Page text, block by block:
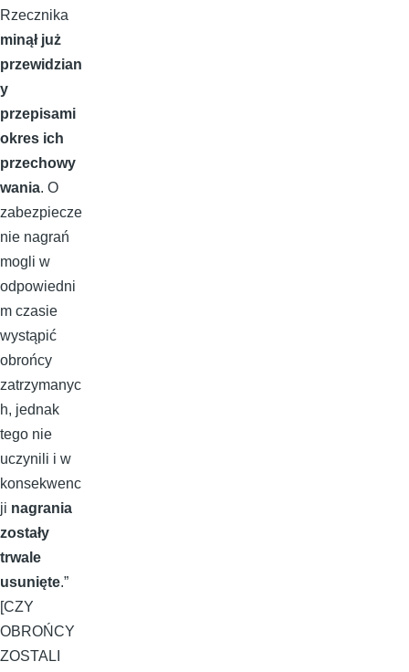
Rzecznika
minął już
przewidzian
y
przepisami
okres ich
przechowy
wania. O
zabezpiecze
nie nagrań
mogli w
odpowiedni
m czasie
wystąpić
obrońcy
zatrzymanyc
h, jednak
tego nie
uczynili i w
konsekwenc
ji nagrania
zostały
trwale
usunięte.”
[CZY
OBROŃCY
ZOSTALI